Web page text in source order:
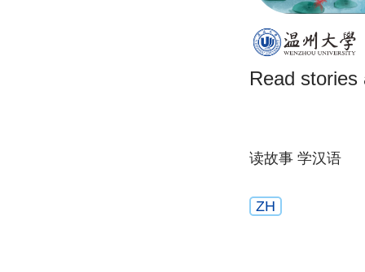
Read stories
读故事 学汉语
ZH